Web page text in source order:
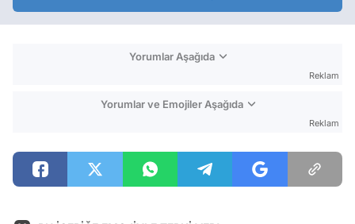
Yorumlar Aşağıda
Reklam
Yorumlar ve Emojiler Aşağıda
Reklam